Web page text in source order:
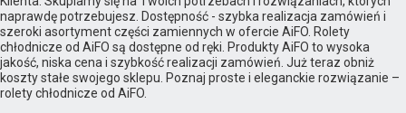
naprawdę potrzebujesz. Dostępność - szybka realizacja zamówień i
szeroki asortyment części zamiennych w ofercie AiFO. Rolety
chłodnicze od AiFO są dostępne od ręki. Produkty AiFO to wysoka
jakość, niska cena i szybkość realizacji zamówień. Już teraz obniż
koszty stałe swojego sklepu. Poznaj proste i eleganckie rozwiązanie –
rolety chłodnicze od AiFO.